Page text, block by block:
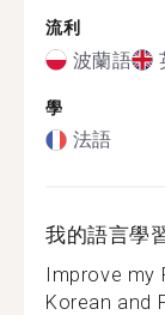
流利
波蘭語
學
法語
我的語言學
Improve my
Korean and